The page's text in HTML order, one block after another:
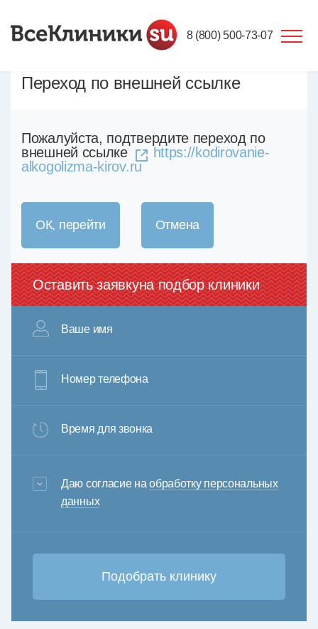
8 (800) 500-73-07
Переход по внешней ссылке
Пожалуйста, подтвердите переход по
внешней ссылке
https://kodirovanie-
alkogolizma-kirov.ru
ОК, перейти Отмена
Оставить заявкуна подбор клиники
Ваше имя
Номер телефона
Время для звонка
3+6=
Даю согласие наобработку персональных
данных